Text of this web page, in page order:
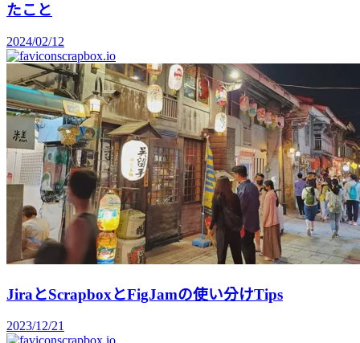
たこと
2024/02/12
scrapbox.io
JiraとScrapboxとFigJamの使い分けTips
2023/12/21
scrapbox.io